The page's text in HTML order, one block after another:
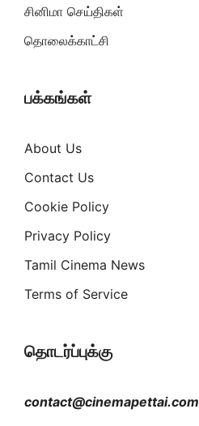
சினிமா செய்திகள்
தொலைக்காட்சி
பக்கங்கள்
About Us
Contact Us
Cookie Policy
Privacy Policy
Tamil Cinema News
Terms of Service
தொடர்ப்புக்கு
contact@cinemapettai.com